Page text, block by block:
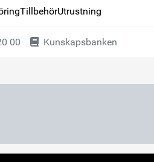
TillbehörUtrustning
00 Kunskapsbanken